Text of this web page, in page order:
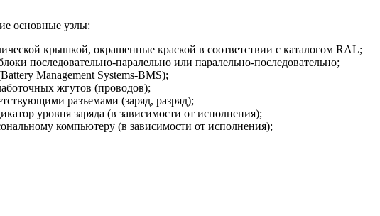
основные узлы:
крышкой, окрашенные краской в соответствии с каталогом RAL;
последовательно-паралельно или паралельно-последовательно;
Management Systems-BMS);
жгутов (проводов);
разъемами (заряд, разряд);
уровня заряда (в зависимости от исполнения);
компьютеру (в зависимости от исполнения);